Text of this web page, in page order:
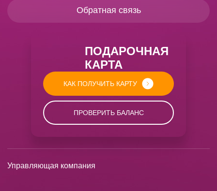
Обратная связь
ПОДАРОЧНАЯ
КАРТА
КАК ПОЛУЧИТЬ КАРТУ
ПРОВЕРИТЬ БАЛАНС
Управляющая компания